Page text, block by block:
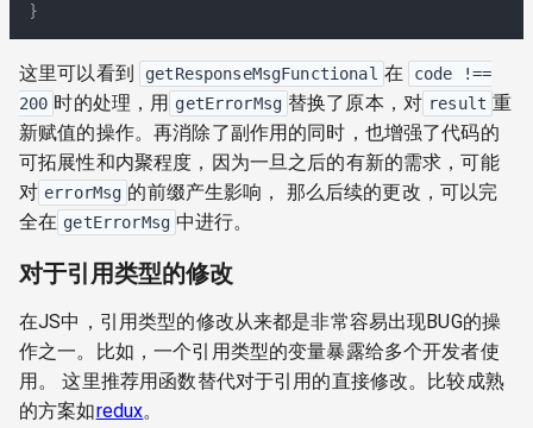
}
这里可以看到 getResponseMsgFunctional 在
code !==
200 时的处理，用 getErrorMsg 替换了原本，对 result 重
新赋值的操作。再消除了副作用的同时，也增强了代码的
可拓展性和内聚程度，因为一旦之后的有新的需求，可能
对 errorMsg 的前缀产生影响， 那么后续的更改，可以完
全在 getErrorMsg 中进行。
对于引用类型的修改
在JS中，引用类型的修改从来都是非常容易出现BUG的操
作之一。比如，一个引用类型的变量暴露给多个开发者使
用。 这里推荐用函数替代对于引用的直接修改。比较成熟
的方案如redux。